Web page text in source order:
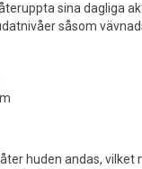
sina dagliga
såsom
huden andas,